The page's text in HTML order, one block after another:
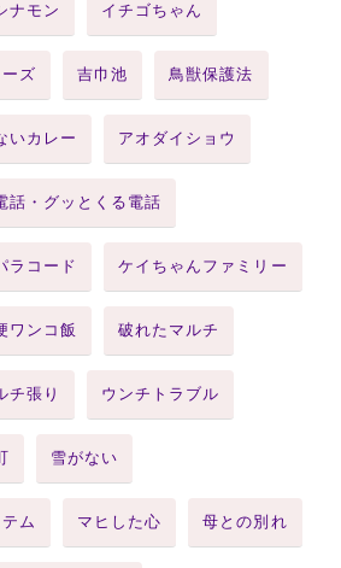
ナモン イチゴちゃん
ズ 吉巾池 鳥獣保護法
いカレー アオダイショウ
話・グッとくる電話
ラコード ケイちゃんファミリー
ワンコ飯 破れたマルチ
チ張り ウンチトラブル
雪がない
ム マヒした心 母との別れ